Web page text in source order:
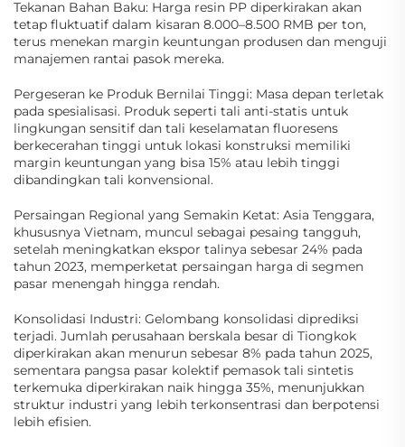
Tekanan Bahan Baku: Harga resin PP diperkirakan akan
tetap fluktuatif dalam kisaran 8.000–8.500 RMB per ton,
terus menekan margin keuntungan produsen dan menguji
manajemen rantai pasok mereka.
Pergeseran ke Produk Bernilai Tinggi: Masa depan terletak
pada spesialisasi. Produk seperti tali anti-statis untuk
lingkungan sensitif dan tali keselamatan fluoresens
berkecerahan tinggi untuk lokasi konstruksi memiliki
margin keuntungan yang bisa 15% atau lebih tinggi
dibandingkan tali konvensional.
Persaingan Regional yang Semakin Ketat: Asia Tenggara,
khususnya Vietnam, muncul sebagai pesaing tangguh,
setelah meningkatkan ekspor talinya sebesar 24% pada
tahun 2023, memperketat persaingan harga di segmen
pasar menengah hingga rendah.
Konsolidasi Industri: Gelombang konsolidasi diprediksi
terjadi. Jumlah perusahaan berskala besar di Tiongkok
diperkirakan akan menurun sebesar 8% pada tahun 2025,
sementara pangsa pasar kolektif pemasok tali sintetis
terkemuka diperkirakan naik hingga 35%, menunjukkan
struktur industri yang lebih terkonsentrasi dan berpotensi
lebih efisien.